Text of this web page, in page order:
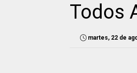
Todos
martes, 22 de